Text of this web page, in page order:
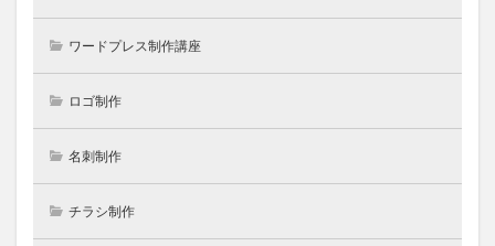
ワードプレス制作講座
ロゴ制作
名刺制作
チラシ制作